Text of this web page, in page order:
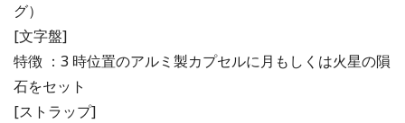
グ）
[文字盤]
特徴 ：3 時位置のアルミ製カプセルに月もしくは火星の隕
石をセット
[ストラップ]